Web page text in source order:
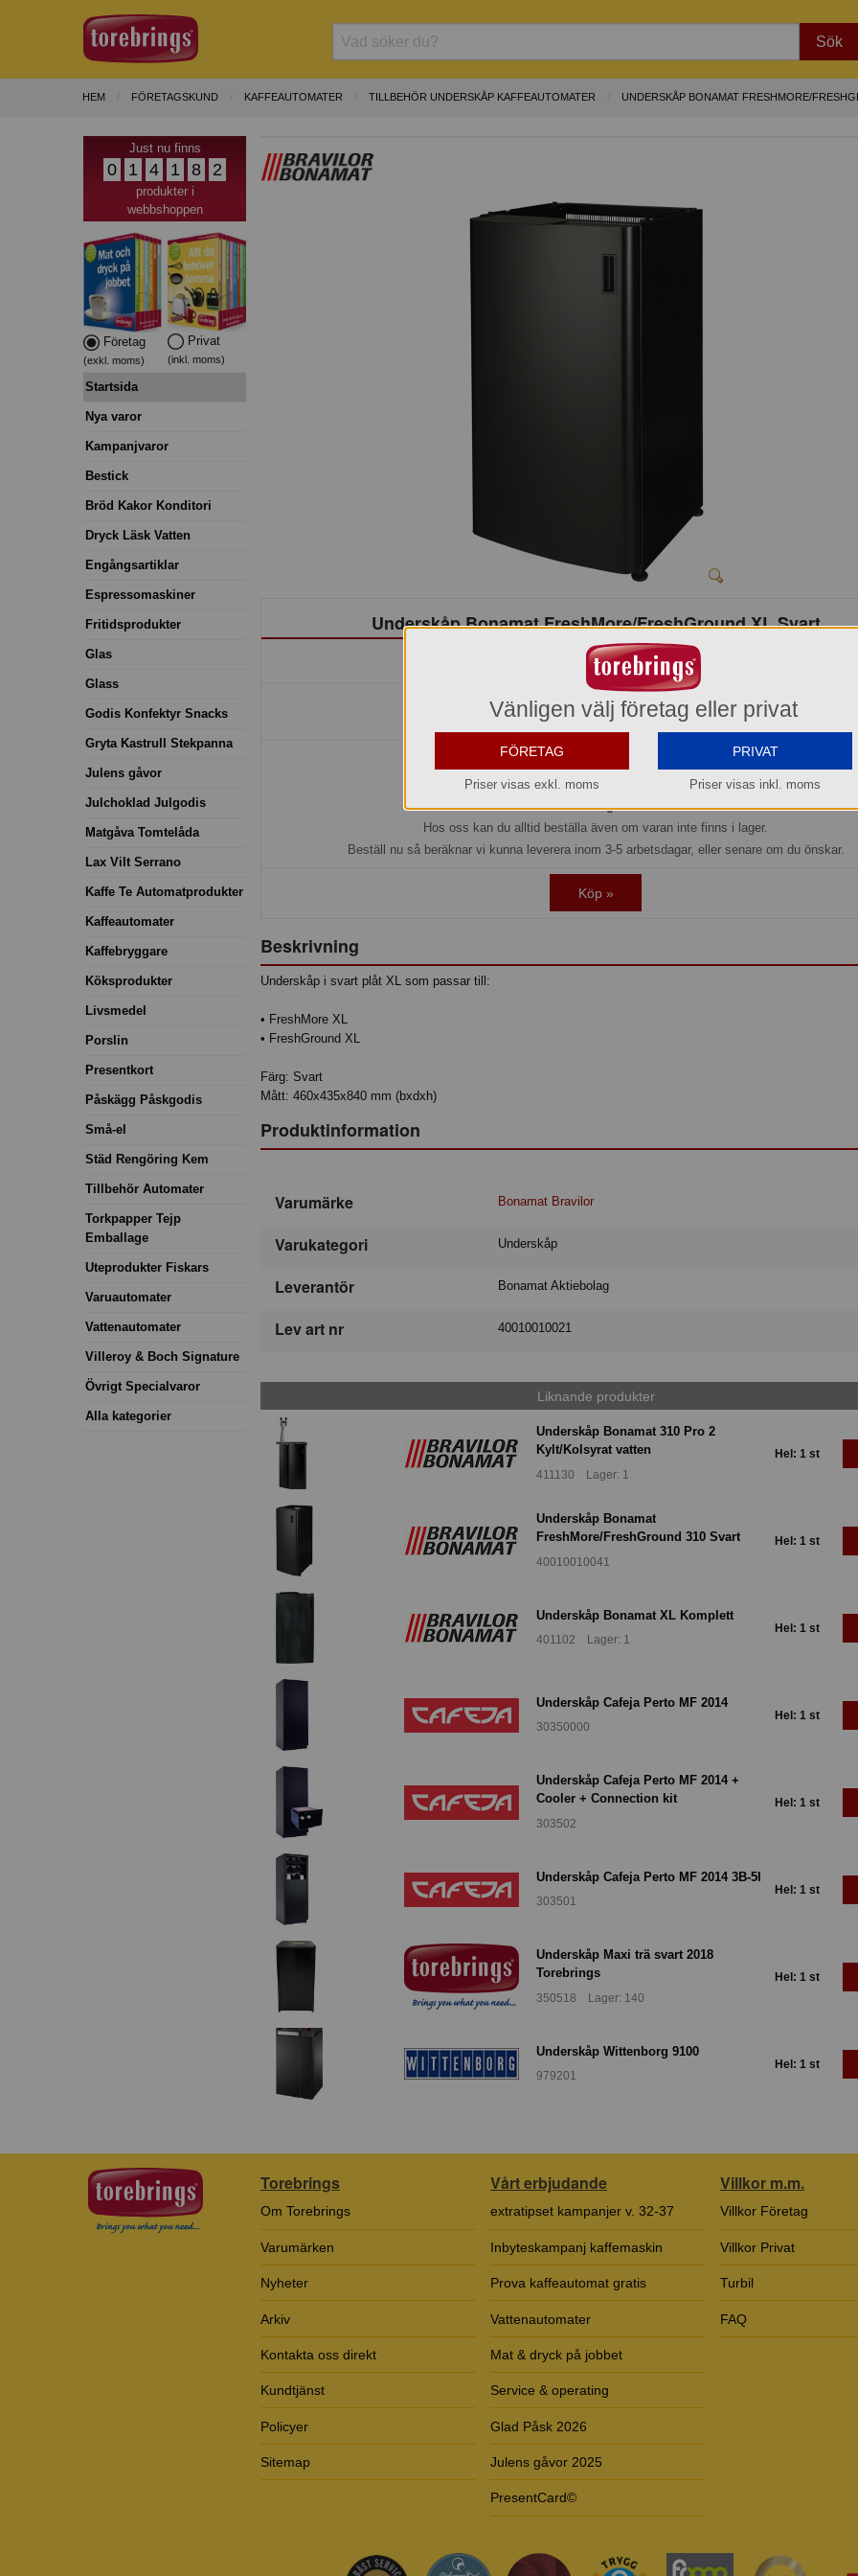
Sök
HEM FÖRETAGSKUND KAFFEAUTOMATER TILLBEHÖR UNDERSKÅP KAFFEAUTOMATER UNDERSKÅP BONAMAT FRESHMORE/
Just nu finns
0 1 4 1 8 2
produkter i
webbshoppen
Företag
(exkl. moms)
Privat
(inkl. moms)
Startsida
Nya varor
Kampanjvaror
Bestick
Bröd Kakor Konditori
Dryck Läsk Vatten
Engångsartiklar
Espressomaskiner
Fritidsprodukter
Glas
Glass
Godis Konfektyr Snacks
Gryta Kastrull Stekpanna
Julens gåvor
Julchoklad Julgodis
Matgåva Tomtelåda
Lax Vilt Serrano
Kaffe Te Automatprodukter
Kaffeautomater
Kaffebryggare
Köksprodukter
Livsmedel
Porslin
Presentkort
Påskägg Påskgodis
Små-el
Städ Rengöring Kem
Tillbehör Automater
Torkpapper Tejp
Emballage
Uteprodukter Fiskars
Varuautomater
Vattenautomater
Villeroy & Boch Signature
Övrigt Specialvaror
Alla kategorier
Underskåp Bonamat FreshMore/FreshGround XL Svart
40010010021
7.600,00 kr
Hel förpackning =
Leasing:
Info Leasing/Hyra »
Beställningsvara
Hos oss kan du alltid beställa även om varan inte finns i lager.
Beställ nu så beräknar vi kunna leverera inom 3-5 arbetsdagar, eller senare om du önskar.
Köp »
Beskrivning
Underskåp i svart plåt XL som passar till:
• FreshMore XL
• FreshGround XL
Färg: Svart
Mått: 460x435x840 mm (bxdxh)
Produktinformation
Varumärke Bonamat Bravilor
Varukategori Underskåp
Leverantör Bonamat Aktiebolag
Lev art nr 40010010021
Liknande produkter
Underskåp Bonamat 310 Pro 2
Kylt/Kolsyrat vatten
411130 Lager: 1
Hel: 1 st
Underskåp Bonamat
FreshMore/FreshGround 310 Svart
40010010041
Hel: 1 st
Underskåp Bonamat XL Komplett
401102 Lager: 1
Hel: 1 st
Underskåp Cafeja Perto MF 2014
30350000
Hel: 1 st
Underskåp Cafeja Perto MF 2014 +
Cooler + Connection kit
303502
Hel: 1 st
Underskåp Cafeja Perto MF 2014 3B-5I
303501
Hel: 1 st
Underskåp Maxi trä svart 2018
Torebrings
350518 Lager: 140
Hel: 1 st
Underskåp Wittenborg 9100
979201
Hel: 1 st
Torebrings
Om Torebrings
Varumärken
Nyheter
Arkiv
Kontakta oss direkt
Kundtjänst
Policyer
Sitemap
Vårt erbjudande
extratipset kampanjer v. 32-37
Inbyteskampanj kaffemaskin
Prova kaffeautomat gratis
Vattenautomater
Mat & dryck på jobbet
Service & operating
Glad Påsk 2026
Julens gåvor 2025
PresentCard©
Villkor m.m.
Villkor Företag
Villkor Privat
Turbil
FAQ
Vänligen välj företag eller privat
FÖRETAG
Priser visas exkl. moms
PRIVAT
Priser visas inkl. moms